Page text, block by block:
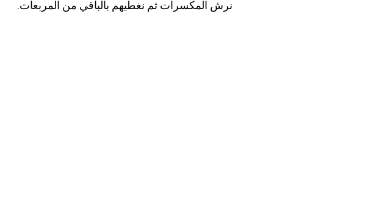
نرش المكسرات ثم نغطيهم بالباقي من المربعات.